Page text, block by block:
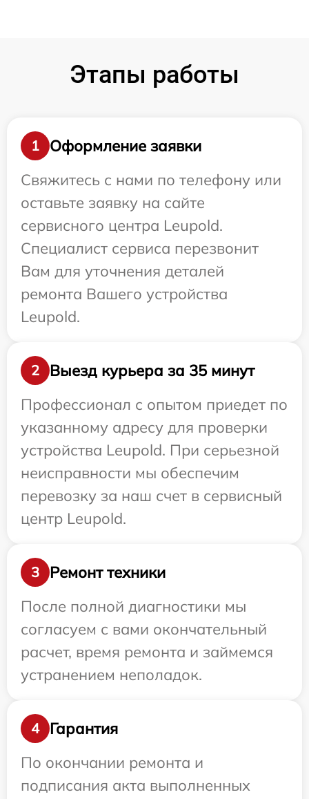
Этапы работы
1
Оформление заявки
Свяжитесь с нами по телефону или
оставьте заявку на сайте
сервисного центра Leupold.
Специалист сервиса перезвонит
Вам для уточнения деталей
ремонта Вашего устройства
Leupold.
2
Выезд курьера за 35 минут
Профессионал с опытом приедет по
указанному адресу для проверки
устройства Leupold. При серьезной
неисправности мы обеспечим
перевозку за наш счет в сервисный
центр Leupold.
3
Ремонт техники
После полной диагностики мы
согласуем с вами окончательный
расчет, время ремонта и займемся
устранением неполадок.
4
Гарантия
По окончании ремонта и
подписания акта выполненных